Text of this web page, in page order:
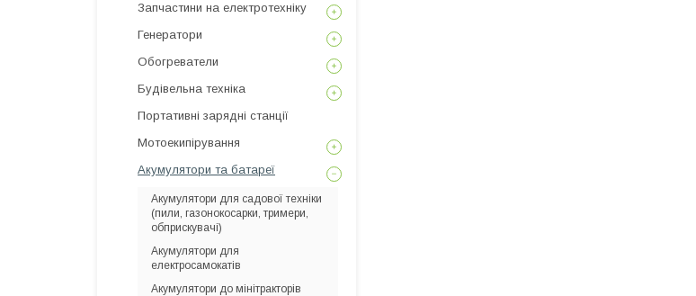
Запчастини на електротехніку
Генератори
Обогреватели
Будівельна техніка
Портативні зарядні станції
Мотоекипірування
Акумулятори та батареї
Акумулятори для садової техніки
(пили, газонокосарки, тримери,
обприскувачі)
Акумулятори для
електросамокатів
Акумулятори до мінітракторів